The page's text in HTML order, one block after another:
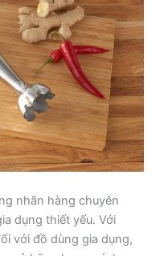
nhãn hàng chuyên
dụng thiết yếu. Với
với đồ dùng gia dụng,